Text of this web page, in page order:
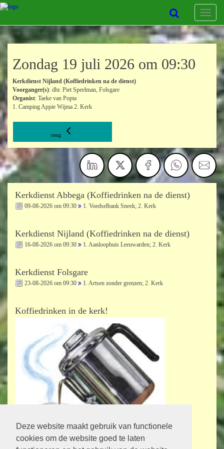
Deze website maakt gebruik van functionele
cookies om de website goed te laten
Toggle
Zondag 19 juli 2026 om 09:30
Kerkdienst Nijland (Koffiedrinken na de dienst)
Voorganger(s): dhr. Piet Speelman, Folsgare
Organist: Taeke van Popta
1. Camping Appie Wijma 2. Kerk
terug
Kerkdienst Abbega (Koffiedrinken na de dienst)
09-08-2026 om 09:30 1. Voedselbank Sneek; 2. Kerk
Kerkdienst Nijland (Koffiedrinken na de dienst)
16-08-2026 om 09:30 1. Aanloophuis Leeuwarden; 2. Kerk
Kerkdienst Folsgare
23-08-2026 om 09:30 1. Artsen zonder grenzen; 2. Kerk
Koffiedrinken in de kerk!